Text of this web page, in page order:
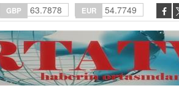
GBP 63.7878 EUR 54.7749